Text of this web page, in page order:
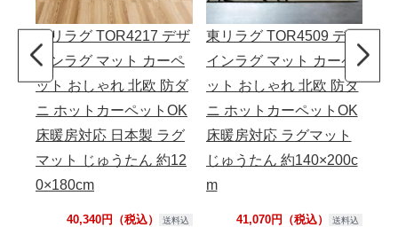
東リラグ TOR4217 デザ
インラグ マット カーペ
ット おしゃれ 北欧 防ダ
ニ ホットカーペットOK
床暖房対応 日本製 ラグ
マット じゅうたん 約12
0×180cm
40,340円（税込） 送料込
東リラグ TOR4509 デザ
インラグ マット カーペ
ット おしゃれ 北欧 防ダ
ニ ホットカーペットOK
床暖房対応 ラグマット
じゅうたん 約140×200c
m
41,070円（税込） 送料込
ッ